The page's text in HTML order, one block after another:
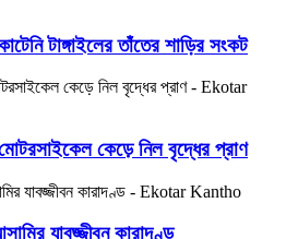
টাঙ্গাইলের তাঁতের শাড়ির সংকট
মোটরসাইকেল কেড়ে নিল বৃদ্ধের প্রাণ
যাবজ্জীবন কারাদণ্ড